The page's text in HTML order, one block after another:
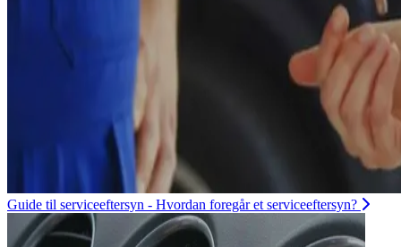
Guide til serviceeftersyn - Hvordan foregår et serviceeftersyn?